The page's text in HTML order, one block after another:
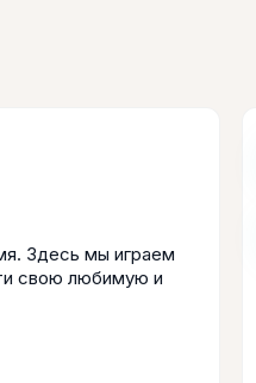
Здесь мы играем
свою любимую и